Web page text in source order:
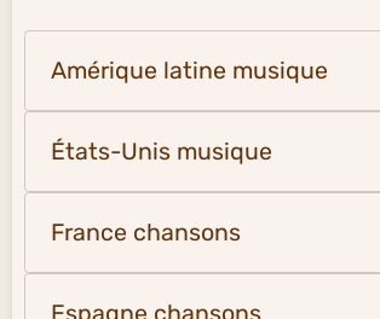
Amérique latine musique
États-Unis musique
France chansons